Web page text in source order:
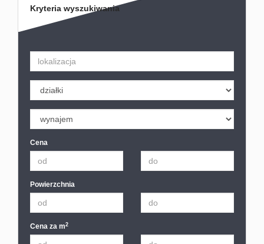
Kredyty
Kontakt
Blog
Kryteria wyszukiwania
Cena
Powierzchnia
Cena za m2